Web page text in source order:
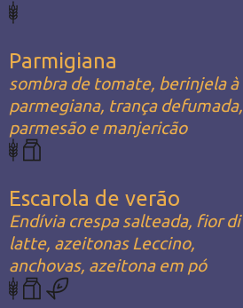
Parmigiana
sombra de tomate, berinjela à
parmegiana, trança defumada,
parmesão e manjericão
Escarola de verão
Endívia crespa salteada, fior di
latte, azeitonas Leccino,
anchovas, azeitona em pó